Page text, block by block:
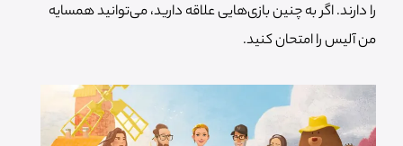
را دارند. اگر به چنین بازی‌هایی علاقه دارید، می‌توانید همسایه
من آلیس را امتحان کنید.